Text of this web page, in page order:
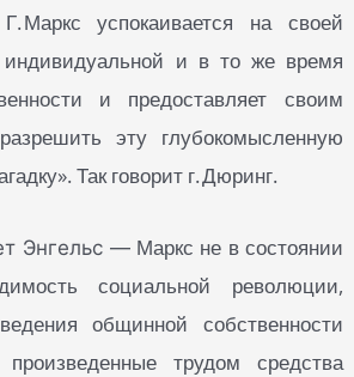
Маркс успокаивается на своей
и в то же время
и предоставляет своим
эту глубокомысленную
Так говорит г. Дюринг.
Энгельс — Маркс не в состоянии
социальной революции,
общинной собственности
трудом средства